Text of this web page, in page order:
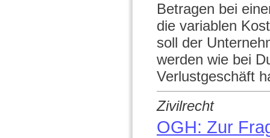
Betragen bei
die variablen
soll der
werden wie bei
Verlustgeschäft
Zivilrecht
OGH: Zur